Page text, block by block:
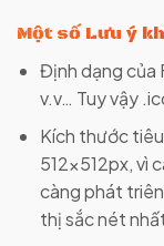
Một số Lưu ý
Định dạng của
v.v… Tuy vậy
Kích thước
512x512px, vì
càng phát
thị sắc nét